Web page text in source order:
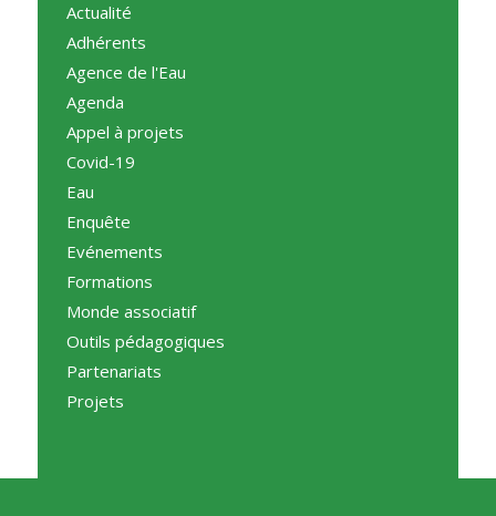
Actualité
Adhérents
Agence de l'Eau
Agenda
Appel à projets
Covid-19
Eau
Enquête
Evénements
Formations
Monde associatif
Outils pédagogiques
Partenariats
Projets